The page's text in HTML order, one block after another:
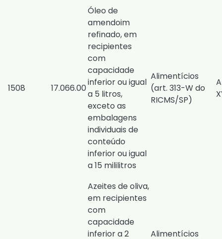
1508 17.066.00
Óleo de
amendoim
refinado, em
recipientes
com
capacidade
inferior ou igual
a 5 litros,
exceto as
embalagens
individuais de
conteúdo
inferior ou igual
a 15 mililitros
Alimentícios
(art. 313-W do
RICMS/SP)
Azeites de oliva,
em recipientes
com
capacidade
inferior a 2
Alimentícios